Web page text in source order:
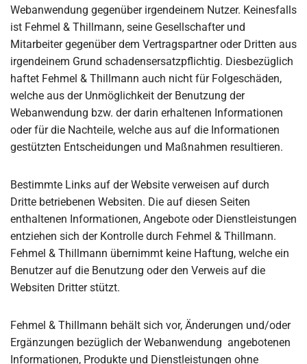
Webanwendung gegenüber irgendeinem Nutzer. Keinesfalls
ist Fehmel & Thillmann, seine Gesellschafter und
Mitarbeiter gegenüber dem Vertragspartner oder Dritten aus
irgendeinem Grund schadensersatzpflichtig. Diesbezüglich
haftet Fehmel & Thillmann auch nicht für Folgeschäden,
welche aus der Unmöglichkeit der Benutzung der
Webanwendung bzw. der darin erhaltenen Informationen
oder für die Nachteile, welche aus auf die Informationen
gestützten Entscheidungen und Maßnahmen resultieren.
Bestimmte Links auf der Website verweisen auf durch
Dritte betriebenen Websiten. Die auf diesen Seiten
enthaltenen Informationen, Angebote oder Dienstleistungen
entziehen sich der Kontrolle durch Fehmel & Thillmann.
Fehmel & Thillmann übernimmt keine Haftung, welche ein
Benutzer auf die Benutzung oder den Verweis auf die
Websiten Dritter stützt.
Fehmel & Thillmann behält sich vor, Änderungen und/oder
Ergänzungen bezüglich der Webanwendung angebotenen
Informationen, Produkte und Dienstleistungen ohne